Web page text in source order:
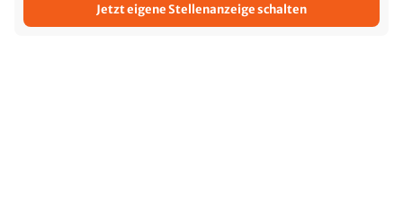
Jetzt eigene Stellenanzeige schalten